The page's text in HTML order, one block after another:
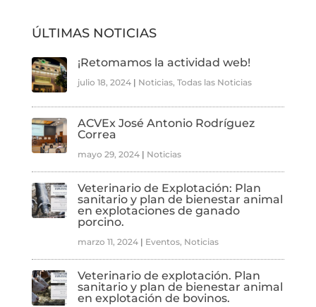
ÚLTIMAS NOTICIAS
¡Retomamos la actividad web!
julio 18, 2024| Noticias, Todas las Noticias
ACVEx José Antonio Rodríguez
Correa
mayo 29, 2024| Noticias
Veterinario de Explotación: Plan
sanitario y plan de bienestar animal
en explotaciones de ganado
porcino.
marzo 11, 2024| Eventos, Noticias
Veterinario de explotación. Plan
sanitario y plan de bienestar animal
en explotación de bovinos.